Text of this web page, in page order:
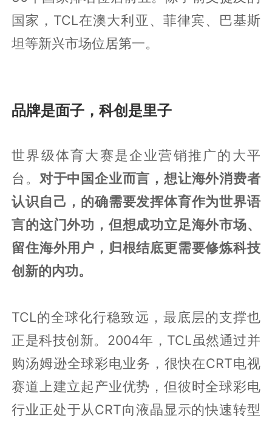
国家，TCL在澳大利亚、菲律宾、巴基斯
坦等新兴市场位居第一。
品牌是面子，科创是里子
世界级体育大赛是企业营销推广的大平
台。 对于中国企业而言，想让海外消费者
认识自己，的确需要发挥体育作为世界语
言的这门外功，但想成功立足海外市场、
留住海外用户，归根结底更需要修炼科技
创新的内功。
TCL的全球化行稳致远，最底层的支撑也
正是科技创新。2004年，TCL虽然通过并
购汤姆逊全球彩电业务，很快在CRT电视
赛道上建立起产业优势，但彼时全球彩电
行业正处于从CRT向液晶显示的快速转型